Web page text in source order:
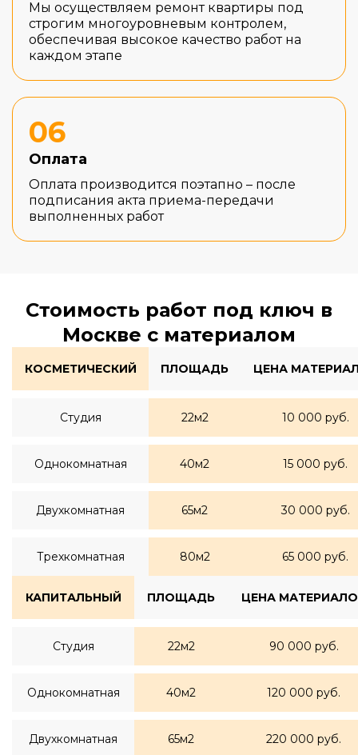
Мы осуществляем ремонт квартиры под
строгим многоуровневым контролем,
обеспечивая высокое качество работ на
каждом этапе
06
Оплата
Оплата производится поэтапно – после
подписания акта приема-передачи
выполненных работ
Стоимость работ под ключ в
Москве с материалом
КОСМЕТИЧЕСКИЙ ПЛОЩАДЬ ЦЕНА
Студия 22м2 10 000 руб.
Однокомнатная 40м2 15 000 руб.
Двухкомнатная 65м2 30 000 руб.
Трехкомнатная 80м2 65 000 руб.
КАПИТАЛЬНЫЙ ПЛОЩАДЬ ЦЕНА
Студия 22м2 90 000 руб.
Однокомнатная 40м2 120 000 руб.
Двухкомнатная 65м2 220 000 руб.